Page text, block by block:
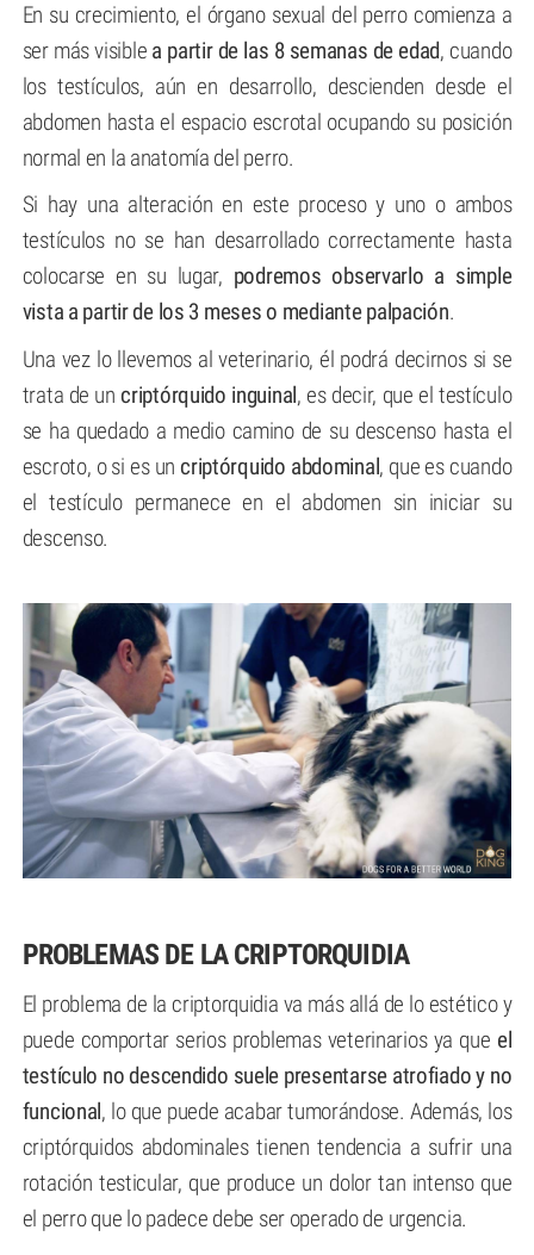
En su crecimiento, el órgano sexual del perro comienza a
ser más visible a partir de las 8 semanas de edad, cuando
los testículos, aún en desarrollo, descienden desde el
abdomen hasta el espacio escrotal ocupando su posición
normal en la anatomía del perro.
Si hay una alteración en este proceso y uno o ambos
testículos no se han desarrollado correctamente hasta
colocarse en su lugar, podremos observarlo a simple
vista a partir de los 3 meses o mediante palpación.
Una vez lo llevemos al veterinario, él podrá decirnos si se
trata de un criptórquido inguinal, es decir, que el testículo
se ha quedado a medio camino de su descenso hasta el
escroto, o si es un criptórquido abdominal, que es cuando
el testículo permanece en el abdomen sin iniciar su
descenso.
PROBLEMAS DE LA CRIPTORQUIDIA
El problema de la criptorquidia va más allá de lo estético y
puede comportar serios problemas veterinarios ya que el
testículo no descendido suele presentarse atrofiado y no
funcional , lo que puede acabar tumorándose. Además, los
criptórquidos abdominales tienen tendencia a sufrir una
rotación testicular, que produce un dolor tan intenso que
el perro que lo padece debe ser operado de urgencia.